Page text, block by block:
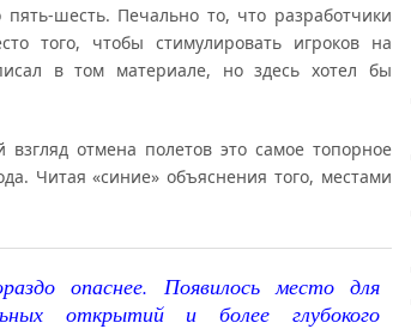
шесть. Печально то, что разработчики
того, чтобы стимулировать игроков на
в том материале, но здесь хотел бы
отмена полетов это самое топорное
Читая «синие» объяснения того, местами
опаснее. Появилось место для
открытий и более глубокого